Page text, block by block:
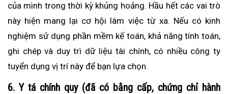
của mình trong thời kỳ khủng hoảng. Hầu hết các vai trò
này hiện mang lại cơ hội làm việc từ xa. Nếu có kinh
nghiệm sử dụng phần mềm kế toán, khả năng tính toán,
ghi chép và duy trì dữ liệu tài chính, có nhiều công ty
tuyển dụng vị trí này để bạn lựa chọn.
6. Y tá chính quy (đã có bằng cấp, chứng chỉ hành